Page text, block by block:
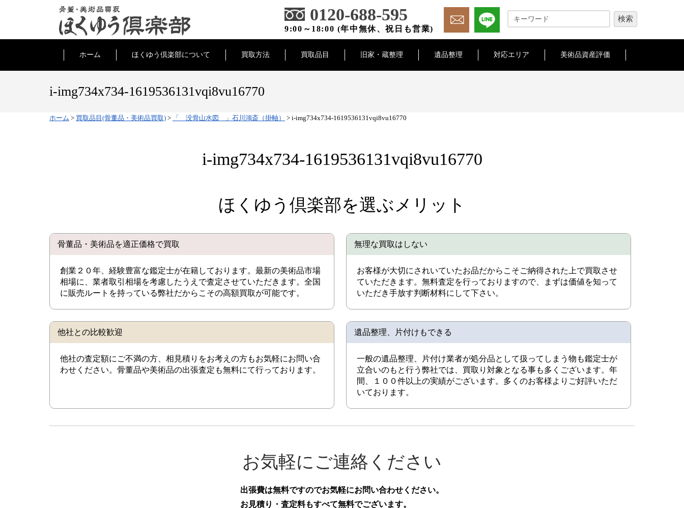
0120-688-595
9:00～18:00 (年中無休、祝日も営業)
ホーム ほくゆう倶楽部について 買取方法 買取品目 旧家・蔵整理 遺品整理 対応エリア 美術品資産評価
i-img734x734-1619536131vqi8vu16770
ホーム > 買取品目(骨董品・美術品買取) > 「 没骨山水図 」石川鴻斎（掛軸） > i-img734x734-1619536131vqi8vu16770
i-img734x734-1619536131vqi8vu16770
ほくゆう倶楽部を選ぶメリット
骨董品・美術品を適正価格で買取
創業２０年、経験豊富な鑑定士が在籍しております。最新の美術品市場
相場に、業者取引相場を考慮したうえで査定させていただきます。全国
に販売ルートを持っている弊社だからこその高額買取が可能です。
無理な買取はしない
お客様が大切にされいていたお品だからこそご納得された上で買取させ
ていただきます。無料査定を行っておりますので、まずは価値を知って
いただき手放す判断材料にして下さい。
他社との比較歓迎
他社の査定額にご不満の方、相見積りをお考えの方もお気軽にお問い合
わせください。骨董品や美術品の出張査定も無料にて行っております。
遺品整理、片付けもできる
一般の遺品整理、片付け業者が処分品として扱ってしまう物も鑑定士が
立合いのもと行う弊社では、買取り対象となる事も多くございます。年
間、１００件以上の実績がございます。多くのお客様よりご好評いただ
いております。
お気軽にご連絡ください
出張費は無料ですのでお気軽にお問い合わせください。
お見積り・査定料もすべて無料でございます。